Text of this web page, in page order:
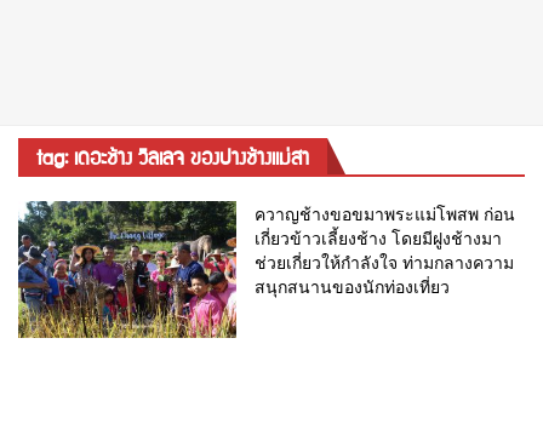
tag: เดอะช้าง วิลเลจ ของปางช้างแม่สา
ควาญช้างขอขมาพระแม่โพสพ ก่อน
เกี่ยวข้าวเลี้ยงช้าง โดยมีฝูงช้างมา
ช่วยเกี่ยวให้กำลังใจ ท่ามกลางความ
สนุกสนานของนักท่องเที่ยว